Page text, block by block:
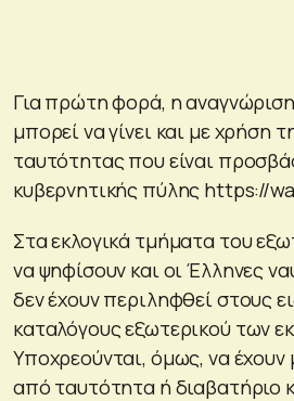
Για πρώτη φορά, η
μπορεί να γίνει και με χρήση
ταυτότητας που είναι
κυβερνητικής πύλης https://
Στα εκλογικά τμήματα του
να ψηφίσουν και οι Έλληνες
δεν έχουν περιληφθεί στους
καταλόγους εξωτερικού των
Υποχρεούνται, όμως, να έχουν
από ταυτότητα ή διαβατήριο